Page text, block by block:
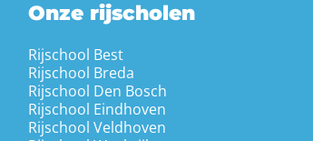
Onze rijscholen
Rijschool Best
Rijschool Breda
Rijschool Den Bosch
Rijschool Eindhoven
Rijschool Veldhoven